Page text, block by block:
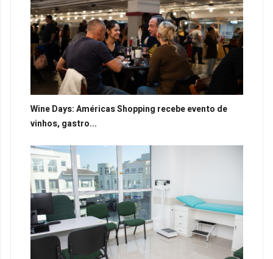
Wine Days: Américas Shopping recebe evento de
vinhos, gastro...